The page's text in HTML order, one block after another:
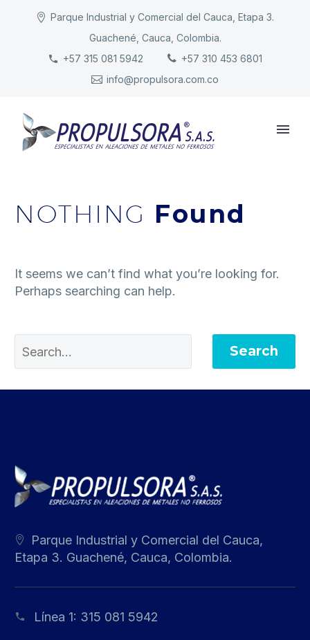
Parque Industrial y Comercial del Cauca, Etapa 3.
Guachené, Cauca, Colombia.
+57 315 081 5942
+57 310 453 6801
info@propulsora.com.co
INICIO
PRODUCTOS
NOTHING Found
It seems we can’t find what you’re looking for.
Perhaps searching can help.
Search
Parque Industrial y Comercial del Cauca,
Etapa 3. Guachené, Cauca, Colombia.
Línea 1: 315 081 5942